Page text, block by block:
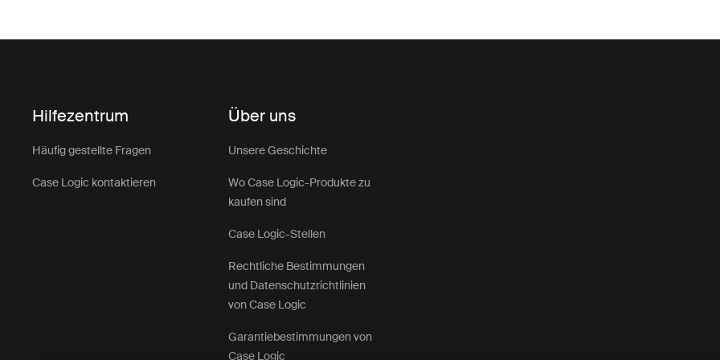
Hilfezentrum
Häufig gestellte Fragen
Case Logic kontaktieren
Über uns
Unsere Geschichte
Wo Case Logic-Produkte zu
kaufen sind
Case Logic-Stellen
Rechtliche Bestimmungen
und Datenschutzrichtlinien
von Case Logic
Garantiebestimmungen von
Case Logic